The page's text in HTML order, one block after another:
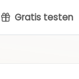
Gratis testen